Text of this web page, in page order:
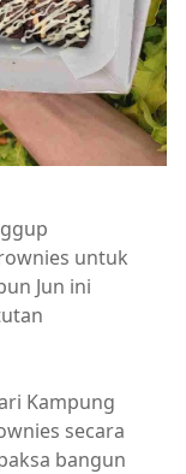
untuk
Jun ini
Kampung
secara
bangun